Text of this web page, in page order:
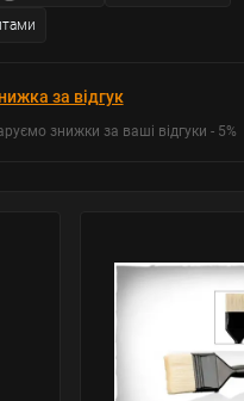
за відгук
знижки за ваші відгуки - 5%